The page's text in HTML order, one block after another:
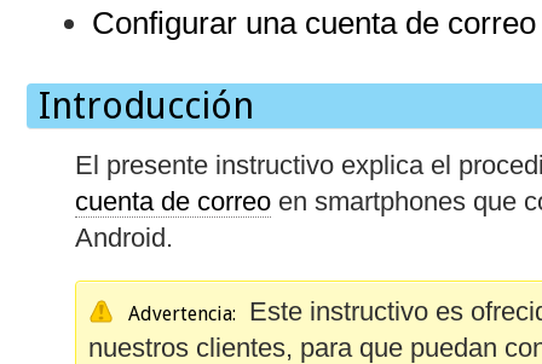
Configurar una cuenta de
Introducción
El presente instructivo explica el
cuenta de correo en smartphones que
Android.
Advertencia:
Este instructivo es
nuestros clientes, para que puedan